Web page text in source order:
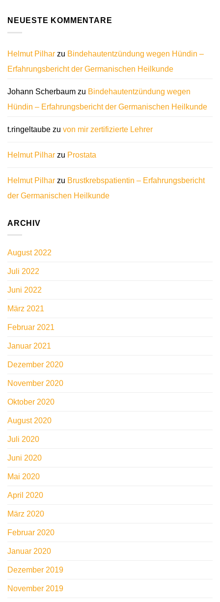
NEUESTE KOMMENTARE
Helmut Pilhar zu Bindehautentzündung wegen Hündin –
Erfahrungsbericht der Germanischen Heilkunde
Johann Scherbaum zu Bindehautentzündung wegen
Hündin – Erfahrungsbericht der Germanischen Heilkunde
t.ringeltaube zu von mir zertifizierte Lehrer
Helmut Pilhar zu Prostata
Helmut Pilhar zu Brustkrebspatientin – Erfahrungsbericht
der Germanischen Heilkunde
ARCHIV
August 2022
Juli 2022
Juni 2022
März 2021
Februar 2021
Januar 2021
Dezember 2020
November 2020
Oktober 2020
August 2020
Juli 2020
Juni 2020
Mai 2020
April 2020
März 2020
Februar 2020
Januar 2020
Dezember 2019
November 2019